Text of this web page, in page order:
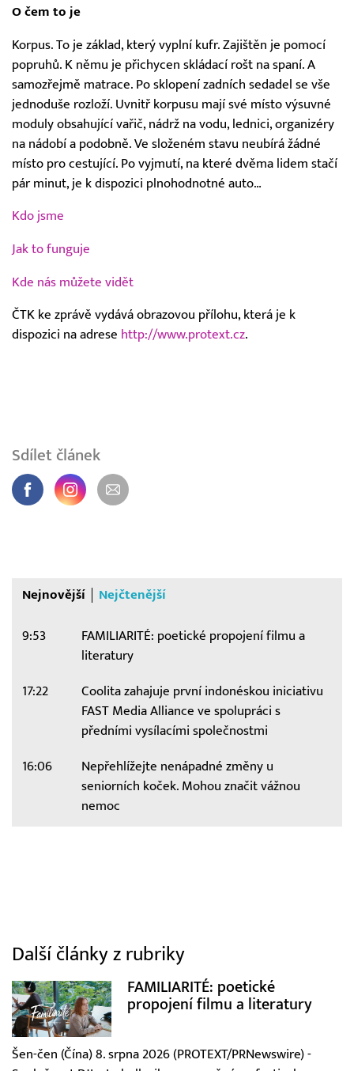
O čem to je
Korpus. To je základ, který vyplní kufr. Zajištěn je pomocí
popruhů. K němu je přichycen skládací rošt na spaní. A
samozřejmě matrace. Po sklopení zadních sedadel se vše
jednoduše rozloží. Uvnitř korpusu mají své místo výsuvné
moduly obsahující vařič, nádrž na vodu, lednici, organizéry
na nádobí a podobně. Ve složeném stavu neubírá žádné
místo pro cestující. Po vyjmutí, na které dvěma lidem stačí
pár minut, je k dispozici plnohodnotné auto…
Kdo jsme
Jak to funguje
Kde nás můžete vidět
ČTK ke zprávě vydává obrazovou přílohu, která je k
dispozici na adrese http://www.protext.cz.
Sdílet článek
Nejnovější Nejčtenější
9:53
FAMILIARITÉ: poetické propojení filmu a
literatury
17:22
Coolita zahajuje první indonéskou iniciativu
FAST Media Alliance ve spolupráci s
předními vysílacími společnostmi
16:06
Nepřehlížejte nenápadné změny u
seniorních koček. Mohou značit vážnou
nemoc
Další články z rubriky
FAMILIARITÉ: poetické
propojení filmu a literatury
Šen-čen (Čína) 8. srpna 2026 (PROTEXT/PRNewswire) -